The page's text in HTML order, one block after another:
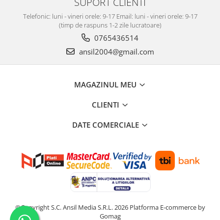
Scut motor Ford
Scut motor Hyundai
Scut motor Land-Rover
Scut motor Leapmotor
Scut motor MAN
Telefonic: luni - vineri orele: 9-17 Email: luni - vineri orele: 9-17
(timp de raspuns 1-2 zile lucratoare)
0765436514
ansil2004@gmail.com
MAGAZINUL MEU
CLIENTI
DATE COMERCIALE
©Copyright S.C. Ansil Media S.R.L. 2026 Platforma E-commerce by
Gomag